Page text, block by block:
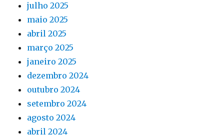
julho 2025
maio 2025
abril 2025
março 2025
janeiro 2025
dezembro 2024
outubro 2024
setembro 2024
agosto 2024
abril 2024